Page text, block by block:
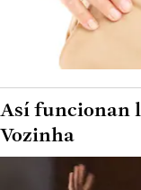
Así funcionan
Vozinha